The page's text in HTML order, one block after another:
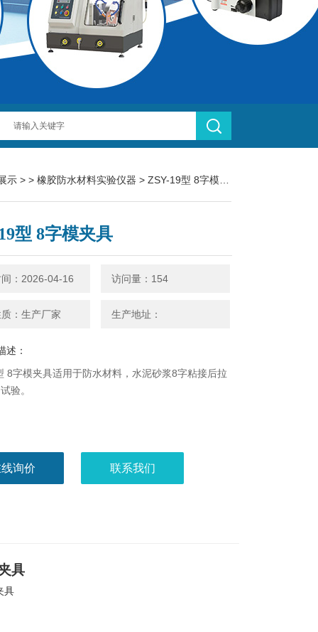
示 > > 橡胶防水材料实验仪器 > ZSY-19型 8字模夹具
型 8字模夹具
：2026-04-16 访问量：154
：生产厂家 生产地址：
述：
8字模夹具适用于防水材料，水泥砂浆8字粘接后拉
验。
询价 联系我们
具